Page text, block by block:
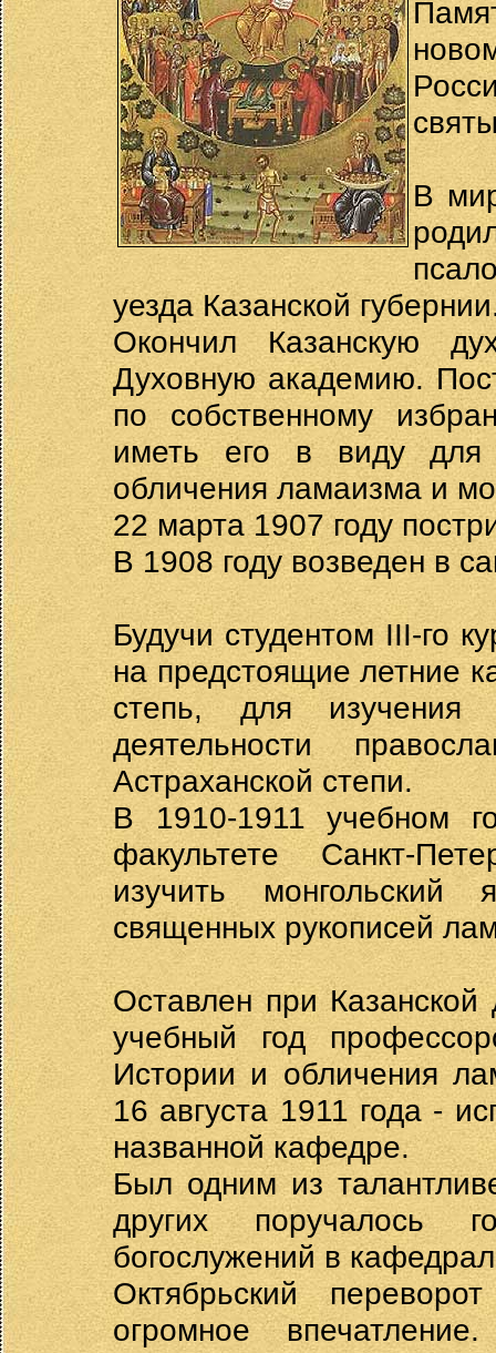
В
уезда Казанской
Окончил Казанскую
Духовную академию.
по собственному
иметь его в виду
обличения ламаизма и
22 марта 1907 году
В 1908 году возведен в
Будучи студентом III-го
на предстоящие летние
степь, для изучения
деятельности
Астраханской степи.
В 1910-1911 учебном
факультете Санкт-
изучить
священных рукописей
Оставлен при
учебный год
Истории и обличения
16 августа 1911 года -
названной кафедре.
Был одним из
других поручалось
богослужений в
Октябрьский
огромное